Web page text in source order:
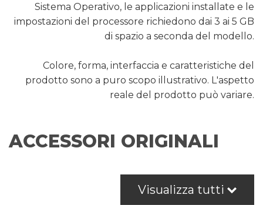
Sistema Operativo, le applicazioni installate e le
impostazioni del processore richiedono dai 3 ai 5 GB
di spazio a seconda del modello.
Colore, forma, interfaccia e caratteristiche del
prodotto sono a puro scopo illustrativo. L'aspetto
reale del prodotto può variare.
ACCESSORI ORIGINALI
Visualizza tutti